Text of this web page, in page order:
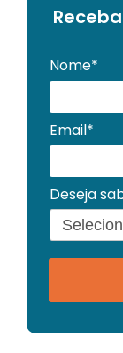
Nome*
Email*
Deseja